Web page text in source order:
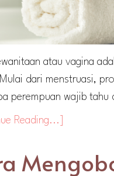
atau vagina
dari menstruasi,
perempuan wajib
Reading...]